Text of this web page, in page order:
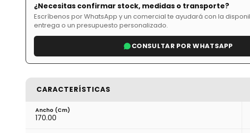
¿Necesitas confirmar stock, medidas o transporte?
Escríbenos por WhatsApp y un comercial te ayudará con la
entrega o un presupuesto personalizado.
CONSULTAR POR WHATSAPP
CARACTERÍSTICAS
Ancho (cm)
170.00